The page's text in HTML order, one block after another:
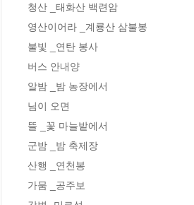
청산 _태화산 백련암
영산이어라 _계룡산 삼불봉
불빛 _연탄 봉사
버스 안내양
알밤 _밤 농장에서
님이 오면
뜰 _꽃 마늘밭에서
군밤 _밤 축제장
산행 _연천봉
가뭄 _공주보